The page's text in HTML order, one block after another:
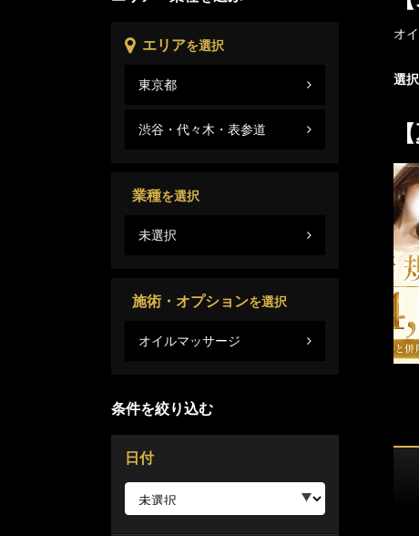
オ
選
エリアを選択
東京都
東京都
渋谷・代々木・表参道
業種を選択
未選択
施術・オプションを選択
オイルマッサージ
条件を絞り込む
日付